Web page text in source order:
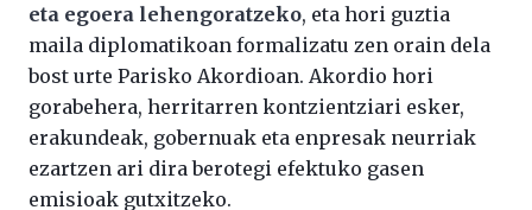
eta egoera lehengoratzeko, eta hori guztia
maila diplomatikoan formalizatu zen orain dela
bost urte Parisko Akordioan. Akordio hori
gorabehera, herritarren kontzientziari esker,
erakundeak, gobernuak eta enpresak neurriak
ezartzen ari dira berotegi efektuko gasen
emisioak gutxitzeko.